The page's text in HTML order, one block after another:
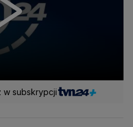
w subskrypcji